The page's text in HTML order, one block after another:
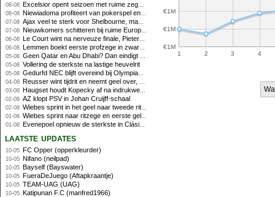
08-08 Excelsior opent seizoen met ruime zege op promovendus Cambuur
08-08 Niewiadoma profiteert van pokerspel en grijpt geel op Ventoux
07-08 Ajax veel te sterk voor Shelbourne, maar houdt schade beperkt
07-08 Nieuwkomers schitteren bij ruime Europese zege FC Twente
06-08 Le Court wint na nerveuze finale, Pieterse derde
06-08 Lemmen boekt eerste profzege in zware Ronde van Polen-rit
05-08 Geen Qatar en Abu Dhabi? Dan eindigt Formule 1-seizoen mogelijk in Europa
05-08 Vollering de sterkste na lastige heuvelrit
05-08 Gedurfd NEC blijft overeind bij Olympiakos
04-08 Reusser wint tijdrit en neemt geel over, Nooijen knap tweede
03-08 Haugset houdt Kopecky af na indrukwekkende solo van 86 kilometer
02-08 AZ klopt PSV in Johan Cruijff-schaal
02-08 Wiebes sprint in het geel naar tweede ritzege
01-08 Wiebes sprint naar ritzege en eerste gele trui in Tour Femmes
01-08 Evenepoel opnieuw de sterkste in Clásica San Sebastián
laatste updates
10-05 FC Opper (opperkleurder)
10-05 Nifano (neilpad)
10-05 Bayself (Bayswater)
10-05 FueraDeJuego (Aftapkraantje)
10-05 TEAM-UAG (UAG)
10-05 Katipunan F.C (manfred1966)
1 2 3 4
€1M
€1M
€1M